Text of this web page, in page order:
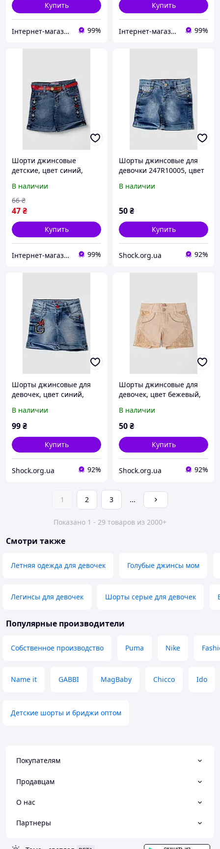
Купить
Інтернет-магазин "ARIE" 99%
Купить
Інтернет-магазин "ARIE" 99%
Шорти джинсовые
детские, цвет синий,
В наличии
47₴
66 ₴
Купить
Інтернет-магазин "ARIE" 99%
Шорты джинсовые для
девочки 247R10005, цвет
В наличии
50₴
Купить
Shock.org.ua 92%
Шорты джинсовые для
девочек, цвет синий,
В наличии
99₴
Купить
Shock.org.ua 92%
Шорты джинсовые для
девочек, цвет бежевый,
В наличии
50₴
Купить
Shock.org.ua 92%
1 2 3 ...
Показано 1 - 29 товаров из 2000+
Смотри также
Летняя одежда для девочек Голубые джинсы мом
Легинсы для девочек Шорты серые для девочек
Популярные производители
Собственное производство Puma Nike
Name it GABBI MagBaby Chicco Ido
Детские шорты и бриджи оптом
Покупателям
Продавцам
О нас
Партнеры